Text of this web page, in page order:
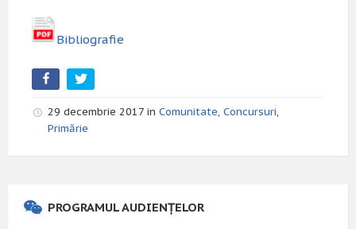
Bibliografie
29 decembrie 2017 in Comunitate, Concursuri,
Primărie
PROGRAMUL AUDIENȚELOR